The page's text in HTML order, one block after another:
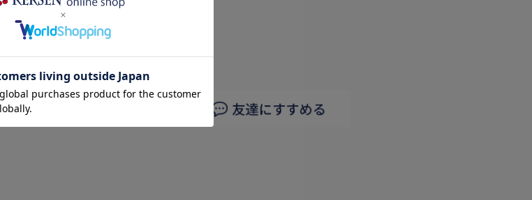
返品についての詳細はこちら
レビューはありません